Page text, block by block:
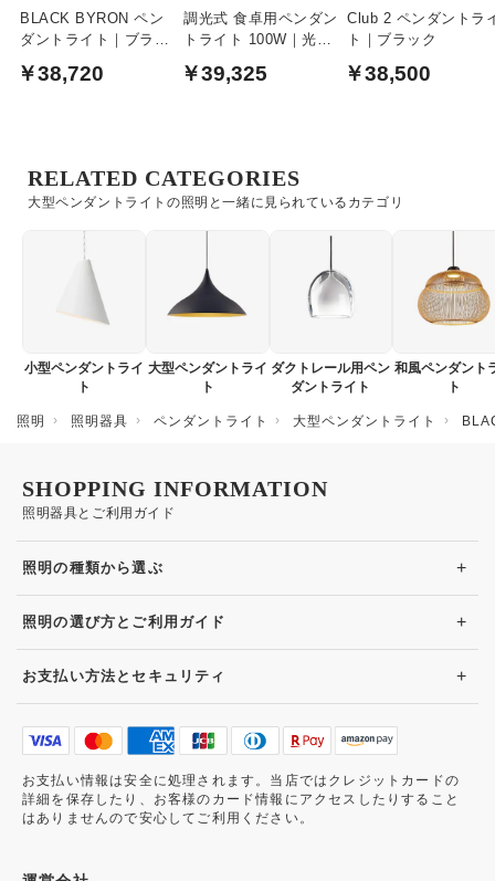
BLACK BYRON ペン
ダントライト｜ブラッ
￥38,720
調光式 食卓用ペンダン
トライト 100W｜光色
￥39,325
Club 2 ペンダントラ
ト｜ブラック
￥38,500
大型ペンダントライトの照明と一緒に見られているカテゴリ
RELATED CATEGORIES
小型ペンダントライ
ト
大型ペンダントライ
ト
ダクトレール用ペン
ダントライト
和風ペンダント
ト
照明 照明器具 ペンダントライト 大型ペンダントライト
照明器具とご利用ガイド
SHOPPING INFORMATION
照明の種類から選ぶ +
照明の選び方とご利用ガイド +
お支払い方法とセキュリティ +
お支払い情報は安全に処理されます。当店ではクレジットカードの
詳細を保存したり、お客様のカード情報にアクセスしたりすること
はありませんので安心してご利用ください。